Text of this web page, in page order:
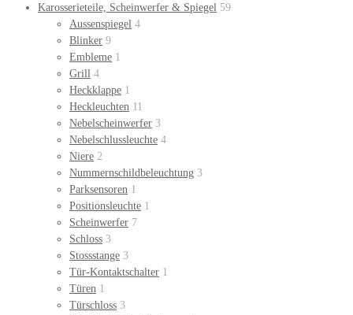
Karosserieteile, Scheinwerfer & Spiegel 59
Aussenspiegel 4
Blinker 9
Embleme 1
Grill 4
Heckklappe 1
Heckleuchten 11
Nebelscheinwerfer 3
Nebelschlussleuchte 4
Niere 2
Nummernschildbeleuchtung 3
Parksensoren 1
Positionsleuchte 1
Scheinwerfer 7
Schloss 3
Stossstange 3
Tür-Kontaktschalter 1
Türen 1
Türschloss 3